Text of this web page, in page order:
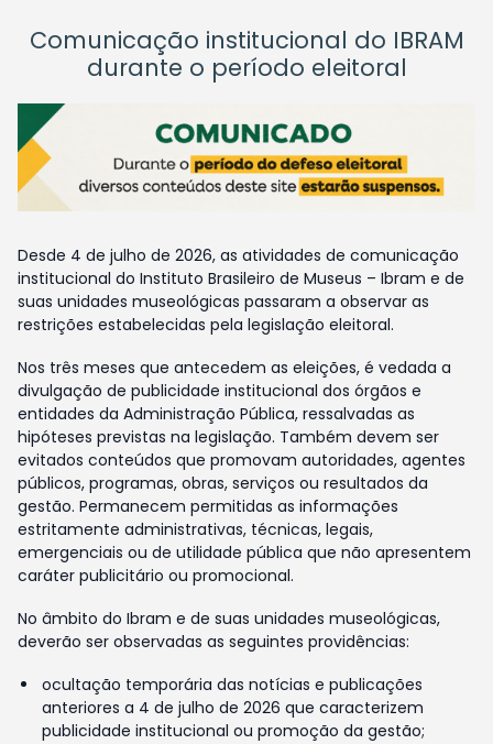
Comunicação institucional do IBRAM
durante o período eleitoral
Desde 4 de julho de 2026, as atividades de comunicação
institucional do Instituto Brasileiro de Museus – Ibram e de
suas unidades museológicas passaram a observar as
restrições estabelecidas pela legislação eleitoral.
Nos três meses que antecedem as eleições, é vedada a
divulgação de publicidade institucional dos órgãos e
entidades da Administração Pública, ressalvadas as
hipóteses previstas na legislação. Também devem ser
evitados conteúdos que promovam autoridades, agentes
públicos, programas, obras, serviços ou resultados da
gestão. Permanecem permitidas as informações
estritamente administrativas, técnicas, legais,
emergenciais ou de utilidade pública que não apresentem
caráter publicitário ou promocional.
No âmbito do Ibram e de suas unidades museológicas,
deverão ser observadas as seguintes providências:
ocultação temporária das notícias e publicações
anteriores a 4 de julho de 2026 que caracterizem
publicidade institucional ou promoção da gestão;